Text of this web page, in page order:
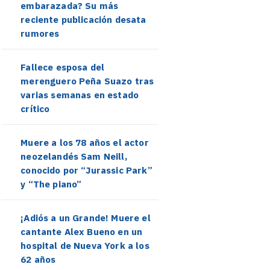
embarazada? Su más
reciente publicación desata
rumores
Fallece esposa del
merenguero Peña Suazo tras
varias semanas en estado
crítico
Muere a los 78 años el actor
neozelandés Sam Neill,
conocido por “Jurassic Park”
y “The piano”
¡Adiós a un Grande! Muere el
cantante Alex Bueno en un
hospital de Nueva York a los
62 años